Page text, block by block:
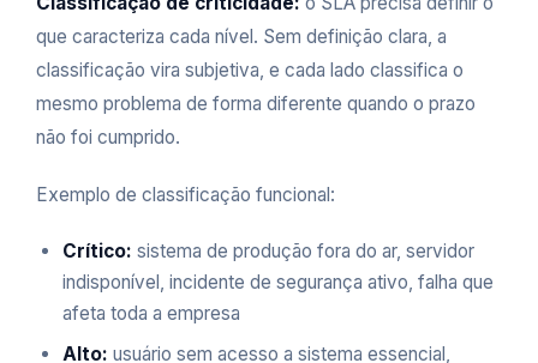
que caracteriza cada nível. Sem definição clara, a
classificação vira subjetiva, e cada lado classifica o
mesmo problema de forma diferente quando o prazo
não foi cumprido.
Exemplo de classificação funcional:
Crítico: sistema de produção fora do ar, servidor
indisponível, incidente de segurança ativo, falha que
afeta toda a empresa
Alto: usuário sem acesso a sistema essencial,